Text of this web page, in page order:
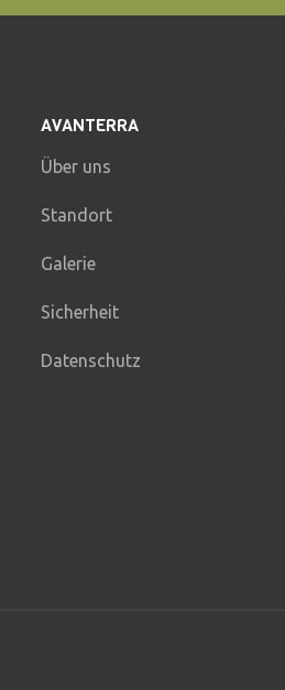
AVANTERRA
Über uns
Standort
Galerie
Sicherheit
Datenschutz